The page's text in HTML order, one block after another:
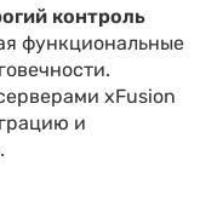
контроль
функциональные
xFusion
и